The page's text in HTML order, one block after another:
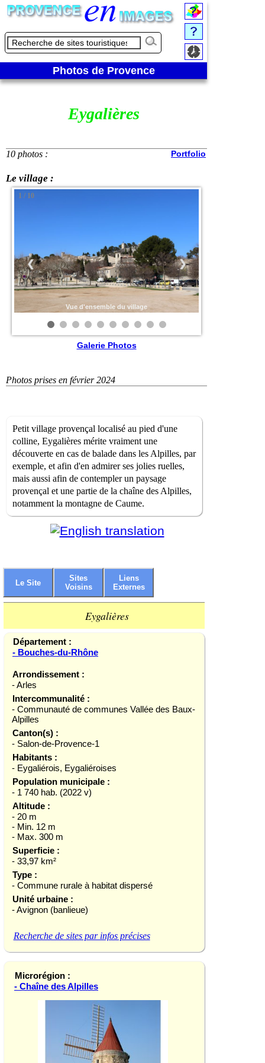
Photos de Provence
Eygalières
10 photos : Portfolio
Le village :
1 / 10
Vue d'ensemble du village
❮ ❯
Galerie Photos
Photos prises en février 2024
Petit village provençal localisé au pied d'une
colline, Eygalières mérite vraiment une
découverte en cas de balade dans les Alpilles, par
exemple, et afin d'en admirer ses jolies ruelles,
mais aussi afin de contempler un paysage
provençal et une partie de la chaîne des Alpilles,
notamment la montagne de Caume.
Le Site
Sites
Voisins
Liens
Externes
Eygalières
Département :
- Bouches-du-Rhône
Arrondissement :
- Arles
Intercommunalité :
- Communauté de communes Vallée des Baux-
Alpilles
Canton(s) :
- Salon-de-Provence-1
Habitants :
- Eygaliérois, Eygaliéroises
Population municipale :
- 1 740 hab. (2022 v)
Altitude :
- 20 m
- Min. 12 m
- Max. 300 m
Superficie :
- 33,97 km²
Type :
- Commune rurale à habitat dispersé
Unité urbaine :
- Avignon (banlieue)
Recherche de sites par infos précises
Microrégion :
- Chaîne des Alpilles